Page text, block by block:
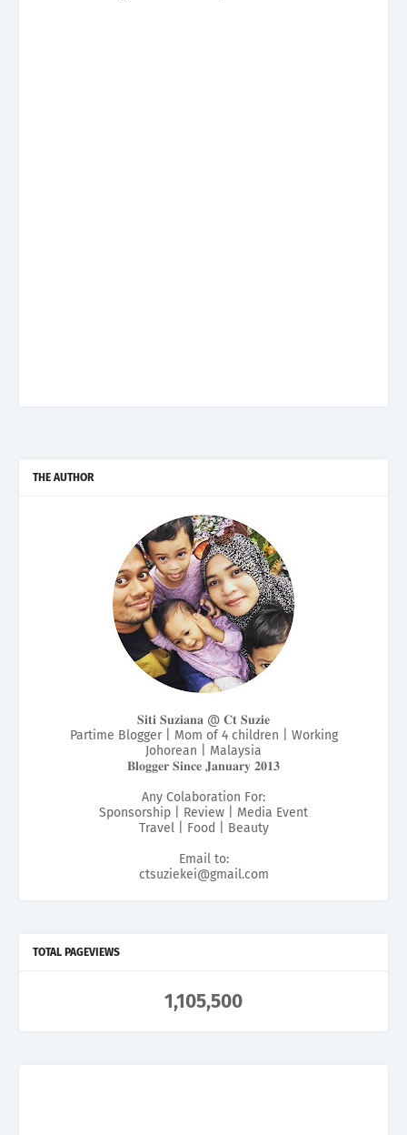
THE AUTHOR
𝐒𝐢𝐭𝐢 𝐒𝐮𝐳𝐢𝐚𝐧𝐚 @ 𝐂𝐭 𝐒𝐮𝐳𝐢𝐞
Partime Blogger | Mom of 4 children | Working
Johorean | Malaysia
𝐁𝐥𝐨𝐠𝐠𝐞𝐫 𝐒𝐢𝐧𝐜𝐞 𝐉𝐚𝐧𝐮𝐚𝐫𝐲 𝟐𝟎𝟏𝟑
Any Colaboration For:
Sponsorship | Review | Media Event
Travel | Food | Beauty
Email to:
ctsuziekei@gmail.com
TOTAL PAGEVIEWS
1,105,500